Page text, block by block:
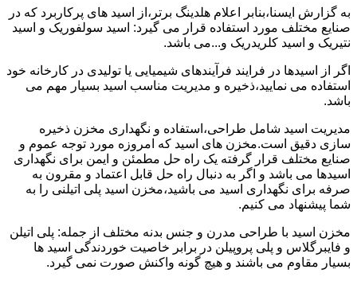
به گزارش ایسنا،بنابر اعلام هلدینگ برتر،از اسید های پرکاربرد که در
صنایع مختلف مورد استفاده قرار می گیرد: اسید سولفوریک و اسید
نتیریک و اسید کلریدریک و...می باشد.
اگر از اسیدها در فرایند فرآیندهای شیمیایی یا تولیدی در کارخانه خود
استفاده می نمایید،ذخیره و مدیریت مناسب اسید بسیار مهم می
باشد.
مدیریت اسید شامل طراحی،استفاده و نگهداری مخزن ذخیره
سازی دقیق است.مخزن های اسید که امروزه مورد توجه عموم و
صنایع مختلف قرار گرفته یک راه حل مطمئن و ایمن برای نگهداری
اسیدها می باشد و اگر به دنبال راه حل قابل اعتماد و مقرون به
صرفه برای نگهداری اسید می باشید،مخزن اسید پلی اتیلنی را به
شما پیشنهاد می کنیم.
مخزن اسید با طراحی مدرن و جنس بدنه مختلف از جمله: پلی اتیلن
و فایبرگلاس و پلی پروپیلن در برابر خاصیت خوردندگی اسید ها
بسیار مقاوم می باشند و هیچ گونه واکنش صورت نمی گیرد.